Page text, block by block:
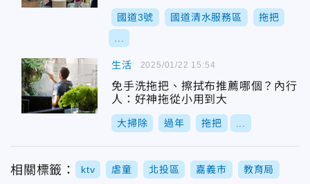
國道3號 國道清水服務區 拖把
生活
免手洗拖把、擦拭布推薦哪個？內行
人：好神拖從小用到大
大掃除 過年 拖把
2025/01/22 15:54
相關標籤： ktv 虐童 北投區 嘉義市 教育局